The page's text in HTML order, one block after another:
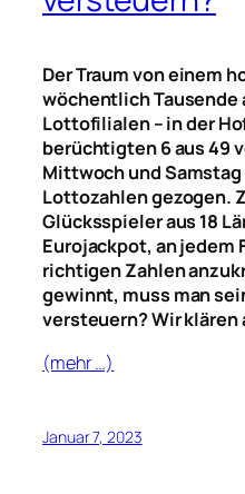
Der Traum von einem
wöchentlich
Lottofilialen – in der
berüchtigten 6 aus 49
Mittwoch und
Lottozahlen gezogen.
Glücksspieler aus 18
Eurojackpot, an jedem
richtigen Zahlen
gewinnt, muss man
versteuern? Wir klären
(mehr …)
Januar 7, 2023